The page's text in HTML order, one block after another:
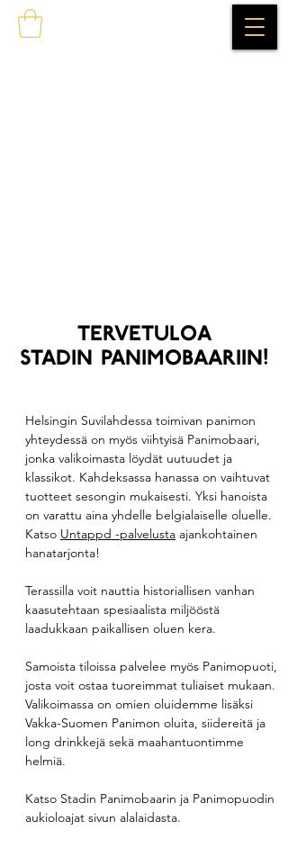
tervetuloa
stadin panimobaariin!
Helsingin Suvilahdessa toimivan panimon
yhteydessä on myös viihtyisä Panimobaari,
jonka valikoimasta löydät uutuudet ja
klassikot. Kahdeksassa hanassa on vaihtuvat
tuotteet sesongin mukaisesti. Yksi hanoista
on varattu aina yhdelle belgialaiselle oluelle.
Katso Untappd -palvelusta ajankohtainen
hanatarjonta!
Terassilla voit nauttia historiallisen vanhan
kaasutehtaan spesiaalista miljööstä
laadukkaan paikallisen oluen kera.
Samoista tiloissa palvelee myös Panimopuoti,
josta voit ostaa tuoreimmat tuliaiset mukaan.
Valikoimassa on omien oluidemme lisäksi
Vakka-Suomen Panimon oluita, siidereitä ja
long drinkkejä sekä maahantuontimme
helmiä.
Katso Stadin Panimobaarin ja Panimopuodin
aukioloajat sivun alalaidasta.